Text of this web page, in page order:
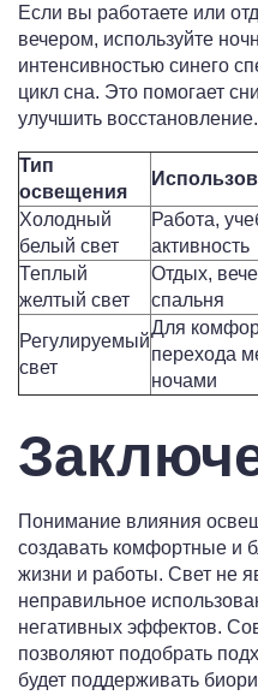
Если вы работаете или
вечером, используйте
интенсивностью синего
цикл сна. Это помогает
улучшить восстановление.
Тип
освещения
Холодный
белый свет
Работа,
активность
Теплый
желтый свет
Отдых,
спальня
Регулируемый
свет
Для
перехода
ночами
Понимание влияния
создавать комфортные и
жизни и работы. Свет не
неправильное
негативных эффектов.
позволяют подобрать
будет поддерживать